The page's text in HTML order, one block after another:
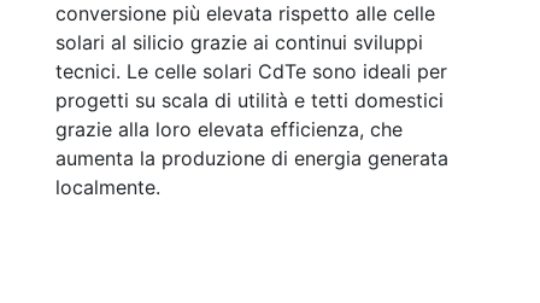
conversione più elevata rispetto alle celle
solari al silicio grazie ai continui sviluppi
tecnici. Le celle solari CdTe sono ideali per
progetti su scala di utilità e tetti domestici
grazie alla loro elevata efficienza, che
aumenta la produzione di energia generata
localmente.